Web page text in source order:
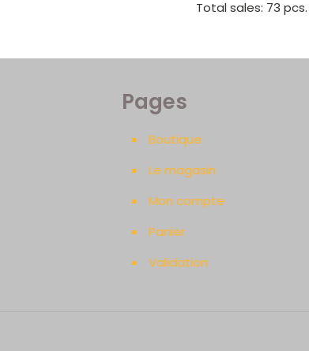
Total sales: 73 pcs.
Pages
Boutique
Le magasin
Mon compte
Panier
Validation